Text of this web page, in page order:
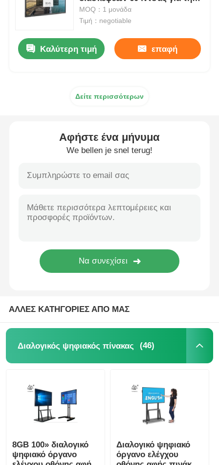
Έξυπνος νανο πίνακας
Διαλογική επίδειξη αιθουσών συνεδριάσεων
Πάτωμα που στέκεται το διαλογικό περίπτερο
διαλογική επίπεδη οθόνη
Οριζόντιο περίπτερο οθόνης αφής
Ευφυής πίνακας
Διαλογική επίπεδη οθόνη διασκέψεων
συνεδρίαση
MOQ：1 μονάδα
Τιμή：negotiable
Καλύτερη τιμή επαφή
Δείτε περισσότερων
Αφήστε ένα μήνυμα
We bellen je snel terug!
ΑΛΛΕΣ ΚΑΤΗΓΟΡΙΕΣ ΑΠΟ ΜΑΣ
Διαλογικός ψηφιακός πίνακας (46)
8GB 100» διαλογικό
ψηφιακό όργανο
Διαλογικό ψηφιακό
όργανο ελέγχου